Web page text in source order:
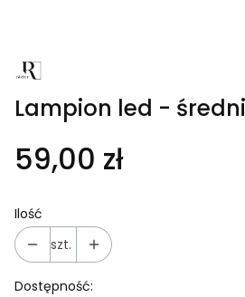
Lampion led -
59,00 zł
Ilość
szt.
Dostępność: